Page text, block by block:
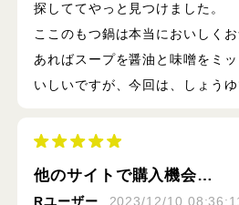
探しててやっと見つけました。
ここのもつ鍋は本当においしく
あればスープを醤油と味噌をミ
いしいですが、今回は、しょう
他のサイトで購入機会…
Rユーザー
2023/12/10